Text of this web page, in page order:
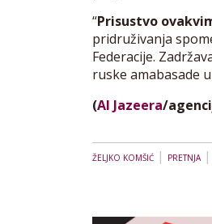
“Prisustvo
pridruživanja
Federacije.
ruske amabasade
(Al Jazeera/
ŽELJKO KOMŠIĆ | PRETNJA|